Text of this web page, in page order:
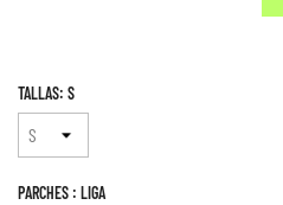
TALLAS: S
PARCHES : LIGA